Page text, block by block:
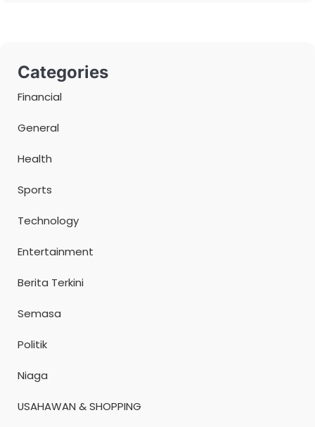
Categories
Financial
General
Health
Sports
Technology
Entertainment
Berita Terkini
Semasa
Politik
Niaga
USAHAWAN & SHOPPING